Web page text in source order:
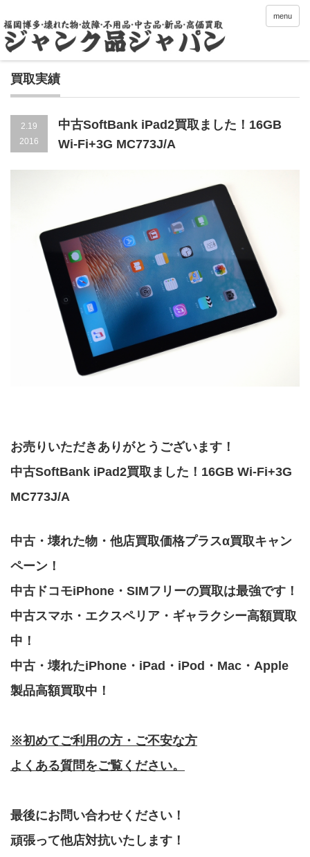
menu
買取実績
2.19
2016
中古SoftBank iPad2買取ました！16GB
Wi-Fi+3G MC773J/A
お売りいただきありがとうございます！
中古SoftBank iPad2買取ました！16GB Wi-Fi+3G
MC773J/A
中古・壊れた物・他店買取価格プラスα買取キャン
ペーン！
中古ドコモiPhone・SIMフリーの買取は最強です！
中古スマホ・エクスペリア・ギャラクシー高額買取
中！
中古・壊れたiPhone・iPad・iPod・Mac・Apple
製品高額買取中！
※初めてご利用の方・ご不安な方
よくある質問をご覧ください。
最後にお問い合わせください！
頑張って他店対抗いたします！